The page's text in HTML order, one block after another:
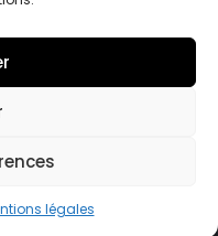
légales